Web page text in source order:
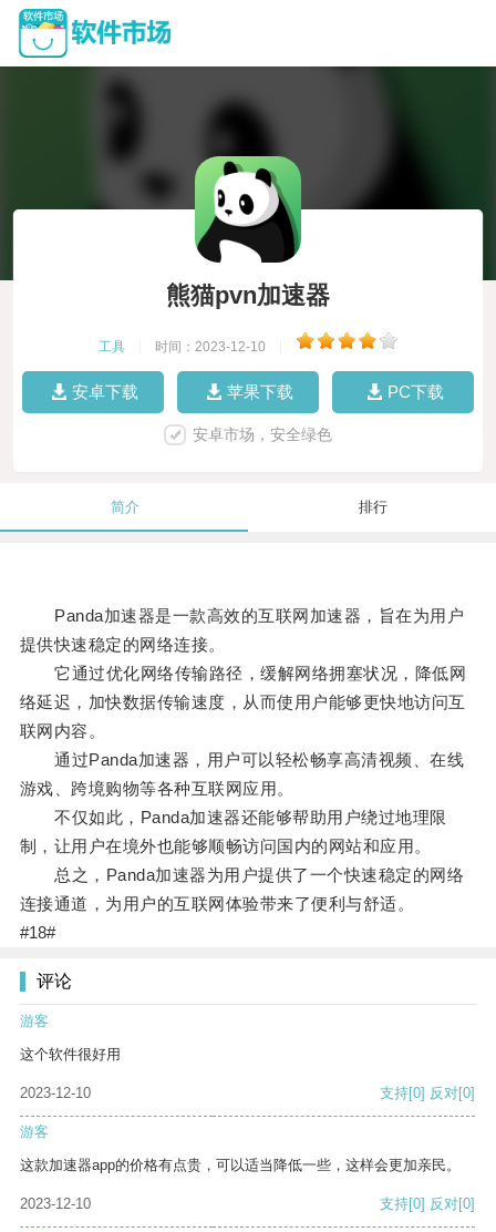
熊猫pvn加速器
工具 时间：2023-12-10
安卓下载 苹果下载 PC下载
安卓市场，安全绿色
简介 排行
Panda加速器是一款高效的互联网加速器，旨在为用户
提供快速稳定的网络连接。
它通过优化网络传输路径，缓解网络拥塞状况，降低网
络延迟，加快数据传输速度，从而使用户能够更快地访问互
联网内容。
通过Panda加速器，用户可以轻松畅享高清视频、在线
游戏、跨境购物等各种互联网应用。
不仅如此，Panda加速器还能够帮助用户绕过地理限
制，让用户在境外也能够顺畅访问国内的网站和应用。
总之，Panda加速器为用户提供了一个快速稳定的网络
连接通道，为用户的互联网体验带来了便利与舒适。
#18#
评论
游客
这个软件很好用
2023-12-10 支持[0] 反对[0]
游客
这款加速器app的价格有点贵，可以适当降低一些，这样会更加亲民。
2023-12-10 支持[0] 反对[0]